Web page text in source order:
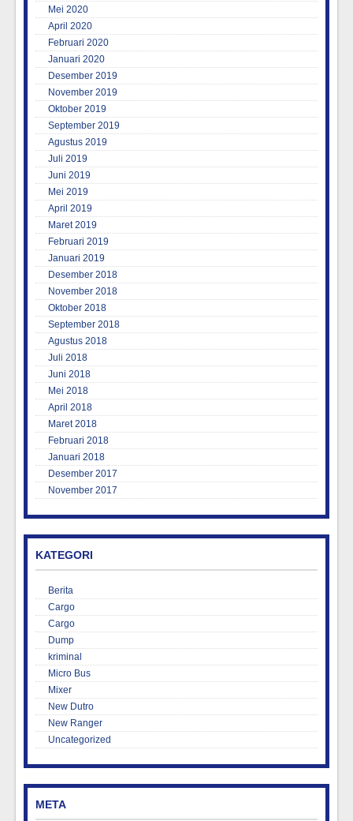
Mei 2020
April 2020
Februari 2020
Januari 2020
Desember 2019
November 2019
Oktober 2019
September 2019
Agustus 2019
Juli 2019
Juni 2019
Mei 2019
April 2019
Maret 2019
Februari 2019
Januari 2019
Desember 2018
November 2018
Oktober 2018
September 2018
Agustus 2018
Juli 2018
Juni 2018
Mei 2018
April 2018
Maret 2018
Februari 2018
Januari 2018
Desember 2017
November 2017
KATEGORI
Berita
Cargo
Cargo
Dump
kriminal
Micro Bus
Mixer
New Dutro
New Ranger
Uncategorized
META